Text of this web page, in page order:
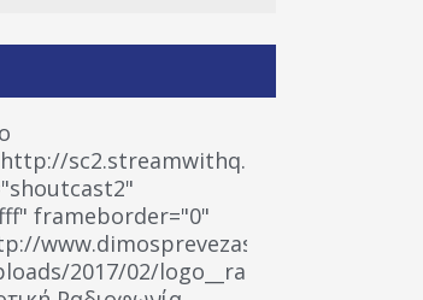
sc2.streamwithq.com:8028/
frameborder="0"
www.dimosprevezas.gr/wp-
2017/02/logo__radiofonias.jpg"